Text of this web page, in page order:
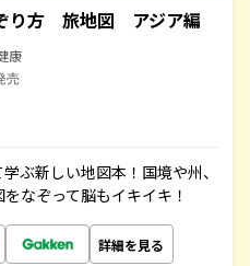
り方 旅地図 アジア編
康
売
ぶ新しい地図本！国境や州、
なぞって脳もイキイキ！
詳細を見る